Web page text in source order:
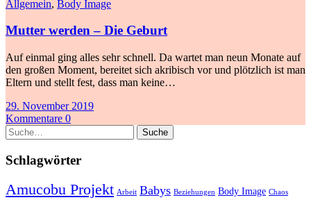
Allgemein, Body Image
Mutter werden – Die Geburt
Auf einmal ging alles sehr schnell. Da wartet man neun Monate auf
den großen Moment, bereitet sich akribisch vor und plötzlich ist man
Eltern und stellt fest, dass man keine…
29. November 2019
Kommentare 0
Suche
Schlagwörter
Amucobu Projekt Arbeit Babys Beziehungen Body Image Chaos